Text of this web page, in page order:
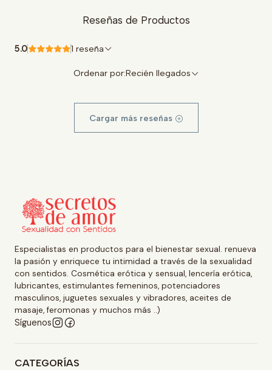
Reseñas de Productos
5.0 1 reseña
Ordenar por:Recién llegados
Cargar más reseñas
Especialistas en productos para el bienestar sexual. renueva
la pasión y enriquece tu intimidad a través de la sexualidad
con sentidos. Cosmética erótica y sensual, lencería erótica,
lubricantes, estimulantes femeninos, potenciadores
masculinos, juguetes sexuales y vibradores, aceites de
masaje, feromonas y muchos más ..)
Síguenos
CATEGORÍAS